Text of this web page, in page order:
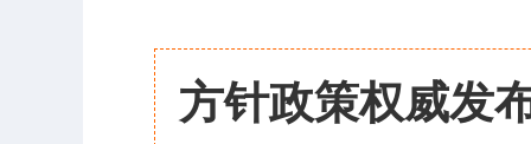
方针政策权威发